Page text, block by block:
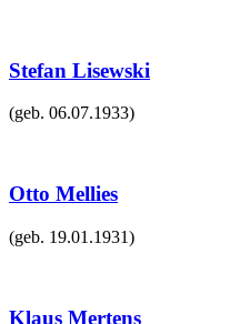
Stefan Lisewski
(geb. 06.07.1933)
Otto Mellies
(geb. 19.01.1931)
Klaus Mertens